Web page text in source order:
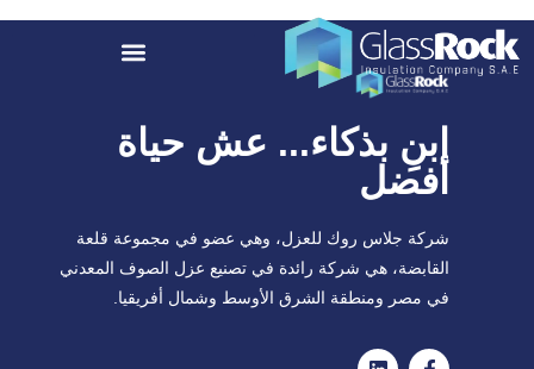
ابنِ بذكاء... عش حياة
أفضل
شركة جلاس روك للعزل، وهي عضو في مجموعة قلعة
القابضة، هي شركة رائدة في تصنيع عزل الصوف المعدني
في مصر ومنطقة الشرق الأوسط وشمال أفريقيا.